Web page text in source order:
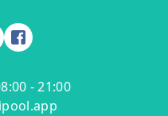
- 21:00